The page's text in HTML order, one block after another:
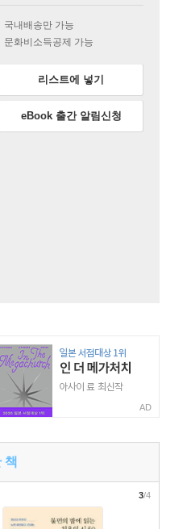
국내배송만 가능
문화비소득공제 가능
리스트에 넣기
eBook 출간 알림신청
AD
책
3/4